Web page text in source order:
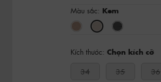
Màu sắc: Kem
Kích thước: Chọn kích cỡ
34
35 36